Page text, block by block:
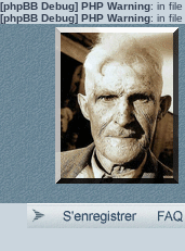
[phpBB Debug] PHP Warning: in file
[phpBB Debug] PHP Warning: in file